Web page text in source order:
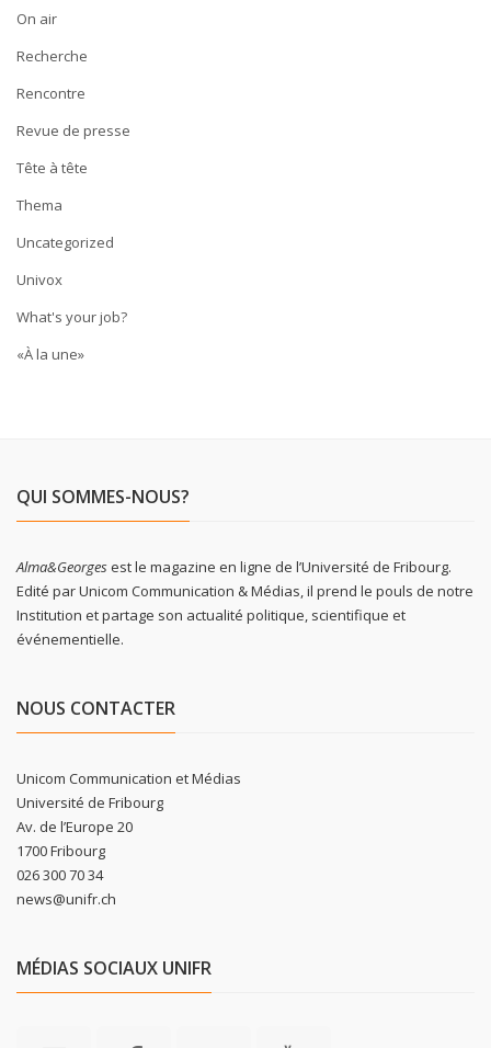
On air
Recherche
Rencontre
Revue de presse
Tête à tête
Thema
Uncategorized
Univox
What's your job?
«À la une»
QUI SOMMES-NOUS?
Alma&Georgesest le magazine en ligne de l’Université de Fribourg.
Edité par Unicom Communication & Médias, il prend le pouls de notre
Institution et partage son actualité politique, scientifique et
événementielle.
NOUS CONTACTER
Unicom Communication et Médias
Université de Fribourg
Av. de l’Europe 20
1700 Fribourg
026 300 70 34
news@unifr.ch
MÉDIAS SOCIAUX UNIFR